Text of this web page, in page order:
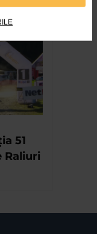
51
Raliuri